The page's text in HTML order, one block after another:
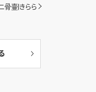
骨壷|きらら